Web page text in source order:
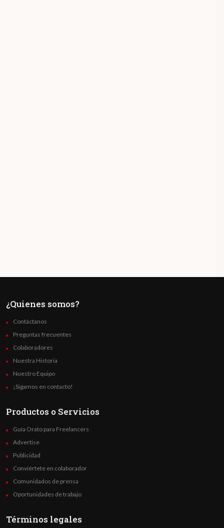
¿Quienes somos?
Contáctanos
Preguntas frecuentes
Colaboradores
Nuestra Historia
Nuestro Equipo
¡Sigamos en contacto!
Productos o Servicios
Guía Orato para Freelancers
Advertise
Publicidad
Conviértete en colaborador
Comunidados de prensa
Oportunidades de trabajo
Términos legales